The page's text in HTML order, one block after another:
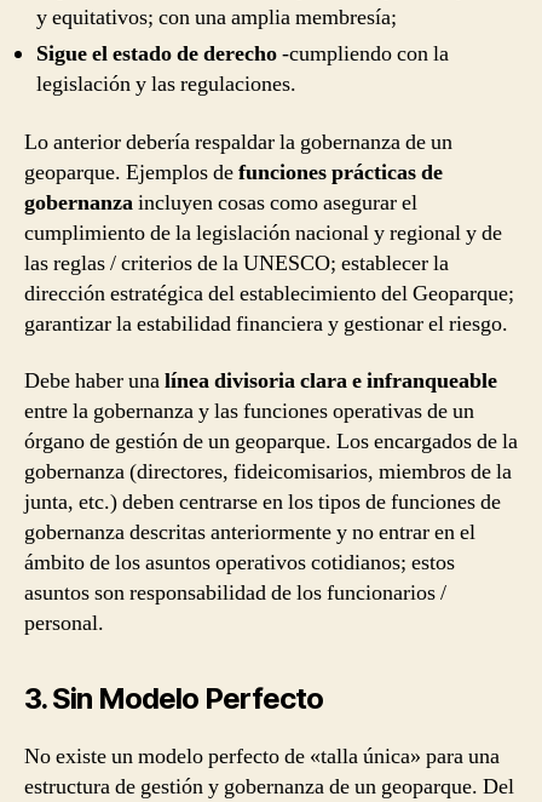
y equitativos; con una amplia membresía;
Sigue el estado de derecho-cumpliendo con la
legislación y las regulaciones.
Lo anterior debería respaldar la gobernanza de un
geoparque. Ejemplos defunciones prácticas de
gobernanzaincluyen cosas como asegurar el
cumplimiento de la legislación nacional y regional y de
las reglas / criterios de la UNESCO; establecer la
dirección estratégica del establecimiento del Geoparque;
garantizar la estabilidad financiera y gestionar el riesgo.
Debe haber unalínea divisoria clara e infranqueable
entre la gobernanza y las funciones operativas de un
órgano de gestión de un geoparque. Los encargados de la
gobernanza (directores, fideicomisarios, miembros de la
junta, etc.) deben centrarse en los tipos de funciones de
gobernanza descritas anteriormente y no entrar en el
ámbito de los asuntos operativos cotidianos; estos
asuntos son responsabilidad de los funcionarios /
personal.
3. Sin Modelo Perfecto
No existe un modelo perfecto de «talla única» para una
estructura de gestión y gobernanza de un geoparque. Del